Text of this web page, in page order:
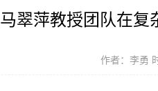
马翠萍教授团队在复
作者：李勇